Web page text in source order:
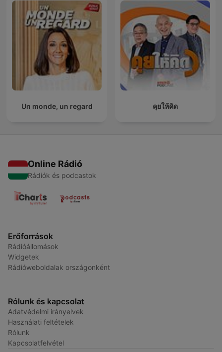
Un monde, un regard คุยให้คิด
Online Rádió
Rádiók és podcastok
Erőforrások
Rádióállomások
Widgetek
Rádióweboldalak országonként
Rólunk és kapcsolat
Adatvédelmi irányelvek
Használati feltételek
Rólunk
Kapcsolatfelvétel